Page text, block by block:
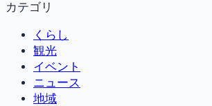
カテゴリ
くらし
観光
イベント
ニュース
地域